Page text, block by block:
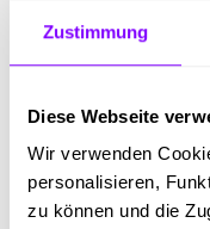
Zustimmung
Diese Webseite
Wir verwenden
personalisieren,
zu können und die
von Zielen
miteinander sind
Wenn diese
bereit bist, in einem
durchzustarten,